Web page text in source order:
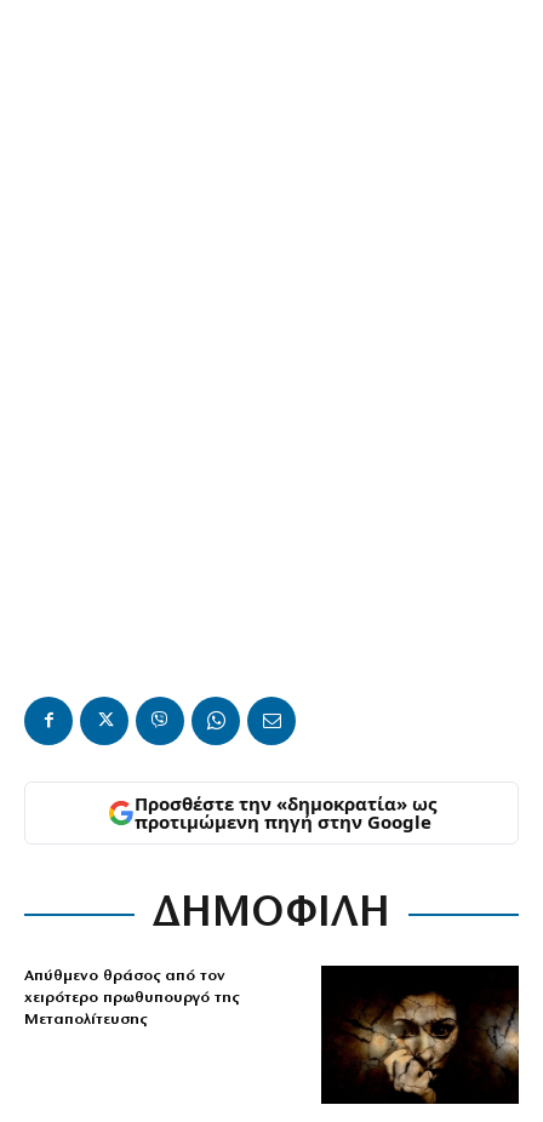
Προσθέστε την «δημοκρατία» ως
προτιμώμενη πηγή στην Google
ΔΗΜΟΦΙΛΗ
Απύθμενο θράσος από τον
χειρότερο πρωθυπουργό της
Μεταπολίτευσης